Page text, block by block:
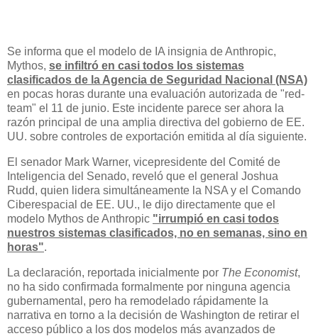
Se informa que el modelo de IA insignia de Anthropic,
Mythos, se infiltró en casi todos los sistemas
clasificados de la Agencia de Seguridad Nacional (NSA)
en pocas horas durante una evaluación autorizada de "red-
team" el 11 de junio. Este incidente parece ser ahora la
razón principal de una amplia directiva del gobierno de EE.
UU. sobre controles de exportación emitida al día siguiente.
El senador Mark Warner, vicepresidente del Comité de
Inteligencia del Senado, reveló que el general Joshua
Rudd, quien lidera simultáneamente la NSA y el Comando
Ciberespacial de EE. UU., le dijo directamente que el
modelo Mythos de Anthropic "irrumpió en casi todos
nuestros sistemas clasificados, no en semanas, sino en
horas".
La declaración, reportada inicialmente por The Economist,
no ha sido confirmada formalmente por ninguna agencia
gubernamental, pero ha remodelado rápidamente la
narrativa en torno a la decisión de Washington de retirar el
acceso público a los dos modelos más avanzados de